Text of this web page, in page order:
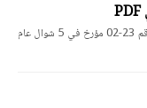
قانون رقم 23-02 يتعلق بممارسة الحق النقابي PDF قانون رقم 23-02 مؤرخ في 5 شوال عام